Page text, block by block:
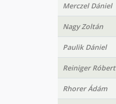
Merczel Dániel
Nagy Zoltán
Paulik Dániel
Reiniger Róbert
Rhorer Ádám